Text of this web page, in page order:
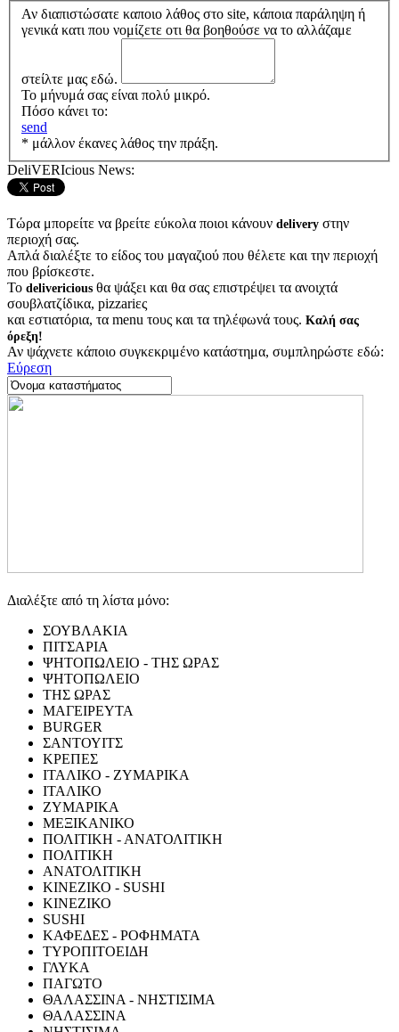
Αν διαπιστώσατε καποιο λάθος στο site, κάποια παράληψη ή
γενικά κατι που νομίζετε οτι θα βοηθούσε να το αλλάζαμε
στείλτε μας εδώ.
Το μήνυμά σας είναι πολύ μικρό.
Πόσο κάνει το:
send
* μάλλον έκανες λάθος την πράξη.
DeliVERIcious News:
Τώρα μπορείτε να βρείτε εύκολα ποιοι κάνουν delivery στην
περιοχή σας.
Απλά διαλέξτε το είδος του μαγαζιού που θέλετε και την περιοχή
που βρίσκεστε.
Το delivericious θα ψάξει και θα σας επιστρέψει τα ανοιχτά
σουβλατζίδικα, pizzariες
και εστιατόρια, τα menu τους και τα τηλέφωνά τους. Καλή σας
όρεξη!
Αν ψάχνετε κάποιο συγκεκριμένο κατάστημα, συμπληρώστε εδώ:
Εύρεση
Διαλέξτε από τη λίστα μόνο:
ΣΟΥΒΛΑΚΙΑ
ΠΙΤΣΑΡΙΑ
ΨΗΤΟΠΩΛΕΙΟ - ΤΗΣ ΩΡΑΣ
ΨΗΤΟΠΩΛΕΙΟ
ΤΗΣ ΩΡΑΣ
ΜΑΓΕΙΡΕΥΤΑ
BURGER
ΣΑΝΤΟΥΙΤΣ
ΚΡΕΠΕΣ
ΙΤΑΛΙΚΟ - ΖΥΜΑΡΙΚΑ
ΙΤΑΛΙΚΟ
ΖΥΜΑΡΙΚΑ
ΜΕΞΙΚΑΝΙΚΟ
ΠΟΛΙΤΙΚΗ - ΑΝΑΤΟΛΙΤΙΚΗ
ΠΟΛΙΤΙΚΗ
ΑΝΑΤΟΛΙΤΙΚΗ
ΚΙΝΕΖΙΚΟ - SUSHI
ΚΙΝΕΖΙΚΟ
SUSHI
ΚΑΦΕΔΕΣ - ΡΟΦΗΜΑΤΑ
ΤΥΡΟΠΙΤΟΕΙΔΗ
ΓΛΥΚΑ
ΠΑΓΩΤΟ
ΘΑΛΑΣΣΙΝΑ - ΝΗΣΤΙΣΙΜΑ
ΘΑΛΑΣΣΙΝΑ